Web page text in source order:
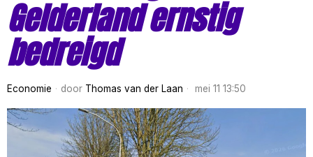
Gelderland ernstig
bedreigd
Economie door Thomas van der Laan mei 11 13:50